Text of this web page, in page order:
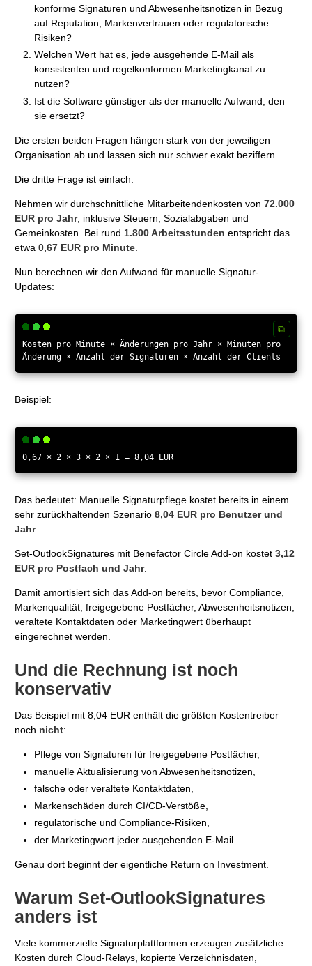
konforme Signaturen und Abwesenheitsnotizen in Bezug
auf Reputation, Markenvertrauen oder regulatorische
Risiken?
Welchen Wert hat es, jede ausgehende E-Mail als
konsistenten und regelkonformen Marketingkanal zu
nutzen?
Ist die Software günstiger als der manuelle Aufwand, den
sie ersetzt?
Die ersten beiden Fragen hängen stark von der jeweiligen
Organisation ab und lassen sich nur schwer exakt beziffern.
Die dritte Frage ist einfach.
Nehmen wir durchschnittliche Mitarbeitendenkosten von 72.000
EUR pro Jahr, inklusive Steuern, Sozialabgaben und
Gemeinkosten. Bei rund 1.800 Arbeitsstunden entspricht das
etwa 0,67 EUR pro Minute
Nun berechnen wir den Aufwand für manuelle Signatur-
Updates:
Kosten pro Minute × Änderungen pro Jahr × Minuten pro
Änderung × Anzahl der Signaturen × Anzahl der Clients
⧉
Beispiel:
0,67 × 2 × 3 × 2 × 1 = 8,04 EUR
Das bedeutet: Manuelle Signaturpflege kostet bereits in einem
sehr zurückhaltenden Szenario 8,04 EUR pro Benutzer und
Jahr.
Set-OutlookSignatures mit Benefactor Circle Add-on kostet 3,12
EUR pro Postfach und Jahr.
Damit amortisiert sich das Add-on bereits, bevor Compliance,
Markenqualität, freigegebene Postfächer, Abwesenheitsnotizen,
veraltete Kontaktdaten oder Marketingwert überhaupt
eingerechnet werden.
Und die Rechnung ist noch
konservativ
Das Beispiel mit 8,04 EUR enthält die größten Kostentreiber
noch nicht:
Pflege von Signaturen für freigegebene Postfächer,
manuelle Aktualisierung von Abwesenheitsnotizen,
falsche oder veraltete Kontaktdaten,
Markenschäden durch CI/CD-Verstöße,
regulatorische und Compliance-Risiken,
der Marketingwert jeder ausgehenden E-Mail.
Genau dort beginnt der eigentliche Return on Investment.
Warum Set-OutlookSignatures
anders ist
Viele kommerzielle Signaturplattformen erzeugen zusätzliche
Kosten durch Cloud-Relays, kopierte Verzeichnisdaten,